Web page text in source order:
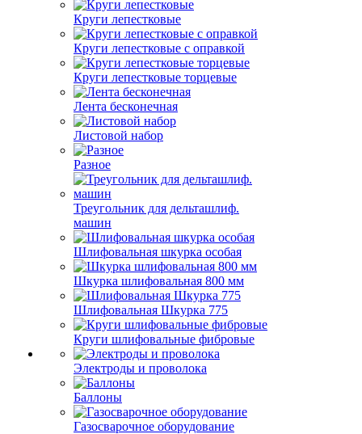
Круги лепестковые
Круги лепестковые с оправкой
Круги лепестковые торцевые
Лента бесконечная
Листовой набор
Разное
Треугольник для дельташлиф.
машин
Шлифовальная шкурка особая
Шкурка шлифовальная 800 мм
Шлифовальная Шкурка 775
Круги шлифовальные фибровые
Электроды и проволока
Баллоны
Газосварочное оборудование